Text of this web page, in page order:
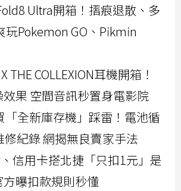
Ultra開箱！摺痕退散、多
玩Pokemon GO、Pikmin
THE COLLEXION耳機開箱！
果 空間音訊秒置身電影院
「全新庫存機」踩雷！電池循
紀錄 網揭無良賣家手法
信用卡搭北捷「只扣1元」是
曝扣款規則秒懂